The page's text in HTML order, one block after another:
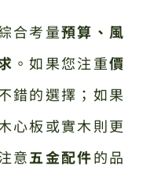
合考量預算、風
。如果您注重價
錯的選擇；如果
心板或實木則更
意五金配件的品